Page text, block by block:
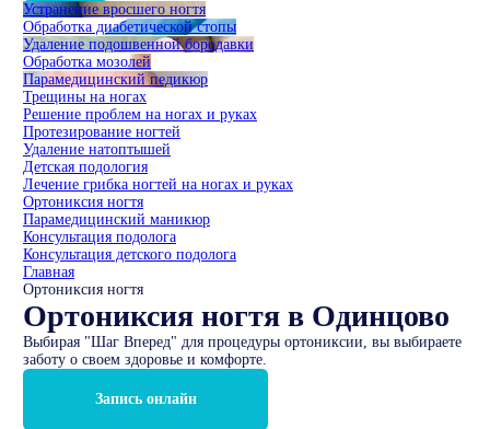
Устранение вросшего ногтя
Обработка диабетической стопы
Удаление подошвенной бородавки
Обработка мозолей
Парамедицинский педикюр
Трещины на ногах
Решение проблем на ногах и руках
Протезирование ногтей
Удаление натоптышей
Детская подология
Лечение грибка ногтей на ногах и руках
Ортониксия ногтя
Парамедицинский маникюр
Консультация подолога
Консультация детского подолога
Главная
Ортониксия ногтя
Ортониксия ногтя в Одинцово
Выбирая "Шаг Вперед" для процедуры ортониксии, вы выбираете
заботу о своем здоровье и комфорте.
Запись онлайн